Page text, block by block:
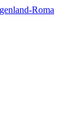
Roma